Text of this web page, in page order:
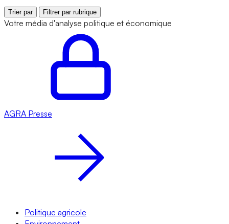
Trier par Filtrer par rubrique
Votre média d'analyse politique et économique
AGRA Presse
Politique agricole